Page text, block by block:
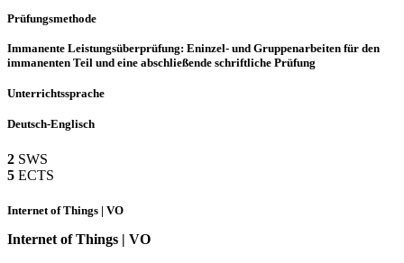
Prüfungsmethode
Immanente Leistungsüberprüfung: Eninzel- und Gruppenarbeiten für den
immanenten Teil und eine abschließende schriftliche Prüfung
Unterrichtssprache
Deutsch-Englisch
2 SWS
5 ECTS
Internet of Things | VO
Internet of Things | VO